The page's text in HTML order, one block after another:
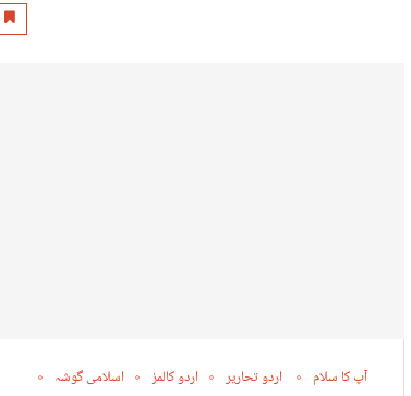
آپ کا سلام اردو تحاریر اردو کالمز
اسلامی گوشہ